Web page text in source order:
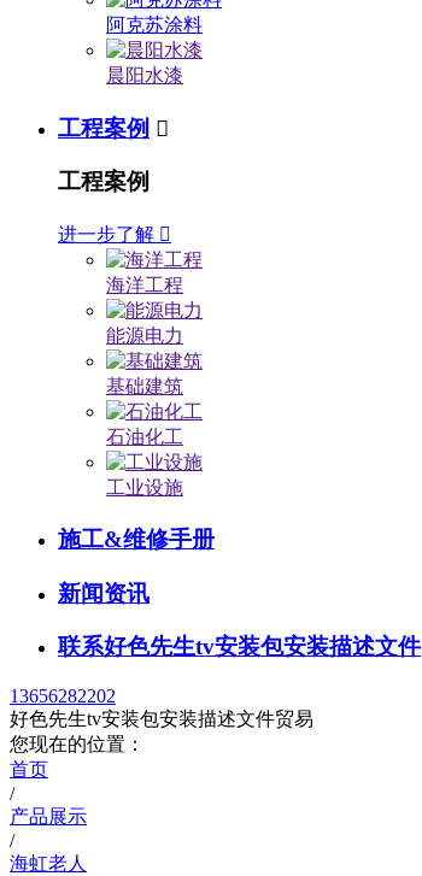
阿克苏涂料
晨阳水漆
工程案例 
工程案例
进一步了解 
海洋工程
能源电力
基础建筑
石油化工
工业设施
施工&维修手册
新闻资讯
联系好色先生tv安装包安装描述文件
13656282202
好色先生tv安装包安装描述文件贸易
您现在的位置：
首页
/
产品展示
/
海虹老人